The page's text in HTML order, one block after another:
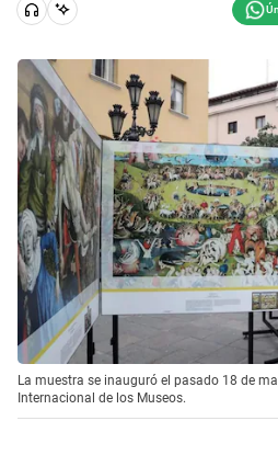
La muestra se inauguró el pasado 18 de
Internacional de los Museos.